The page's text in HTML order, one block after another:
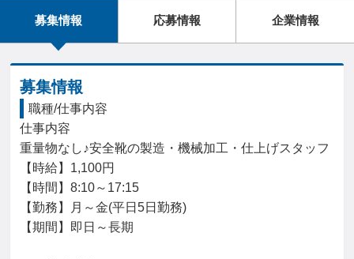
募集情報 応募情報 企業情報
募集情報
職種/仕事内容
仕事内容
重量物なし♪安全靴の製造・機械加工・仕上げスタッフ
【時給】1,100円
【時間】8:10～17:15
【勤務】月～金(平日5日勤務)
【期間】即日～長期